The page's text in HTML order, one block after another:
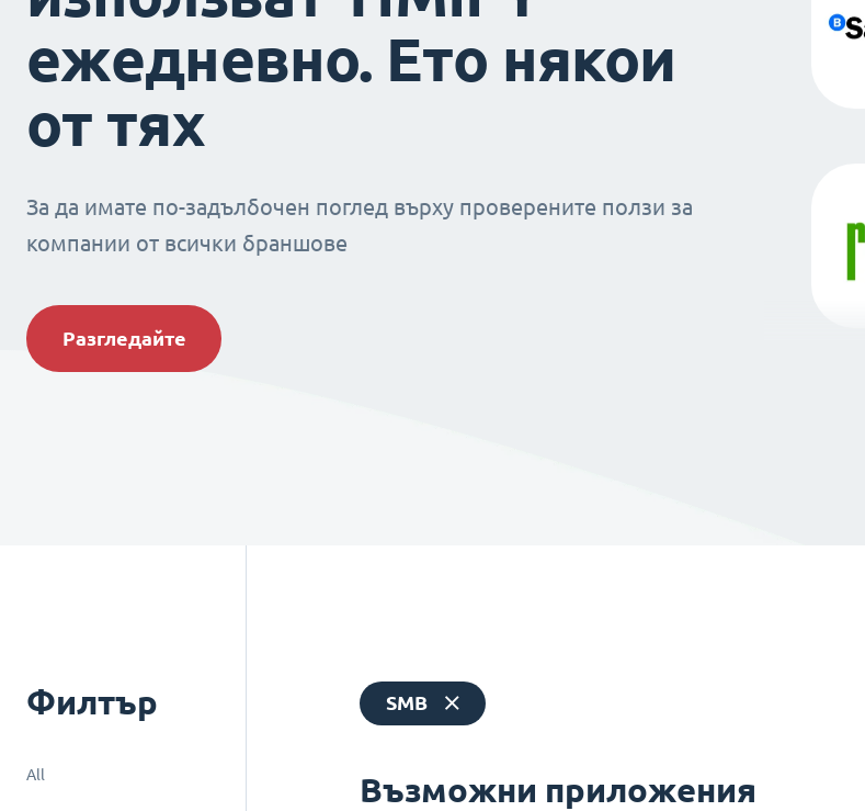
ежедневно. Ето някои
от тях
За да имате по-задълбочен поглед върху проверените ползи за
компании от всички браншове
Разгледайте
Филтър
All
SMB
Възможни приложения